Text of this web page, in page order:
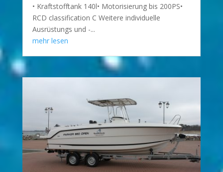
• Kraftstofftank 140l• Motorisierung bis 200PS•
RCD classification C Weitere individuelle
Ausrüstungs und -...
mehr lesen